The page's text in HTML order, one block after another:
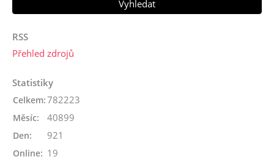
RSS
Přehled zdrojů
Statistiky
Online: 19
Celkem:782223
Měsíc: 40899
Den: 921